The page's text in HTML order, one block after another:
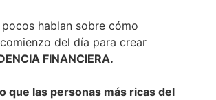
hablan sobre cómo
del día para crear
FINANCIERA.
que las personas más ricas del